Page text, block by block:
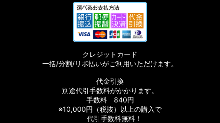
クレジットカード
一括/分割/リボ払いがご利用いただけます。
代金引換
別途代引手数料がかかります。
手数料 840円
※10,000円（税抜）以上の購入で
代引手数料無料！